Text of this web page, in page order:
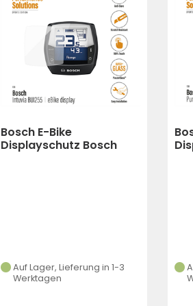
Bosch E-Bike
Displayschutz Bosch
Auf Lager, Lieferung in 1-3
Werktagen